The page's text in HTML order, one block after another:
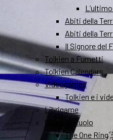
Abiti della
Abiti della
Il Signore del
Tolkien a Fumetti
Tolkien Calendars
Videogames
Tolkien e i
Librigame
Gioco di Ruolo
The One Ring